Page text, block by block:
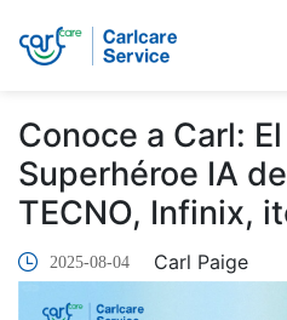
Conoce a Carl:
Superhéroe IA
TECNO, Infinix,
2025-08-04 Carl Paige